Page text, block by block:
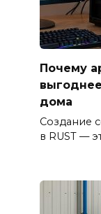
Почему
дома
Создание
в RUST —